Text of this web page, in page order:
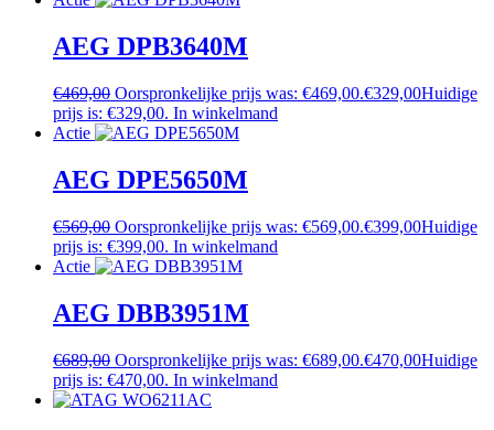
AEG DPB3640M
€469,00 Oorspronkelijke prijs was: €469,00.€329,00Huidige
prijs is: €329,00. In winkelmand
Actie
AEG DPE5650M
€569,00 Oorspronkelijke prijs was: €569,00.€399,00Huidige
prijs is: €399,00. In winkelmand
Actie
AEG DBB3951M
€689,00 Oorspronkelijke prijs was: €689,00.€470,00Huidige
prijs is: €470,00. In winkelmand